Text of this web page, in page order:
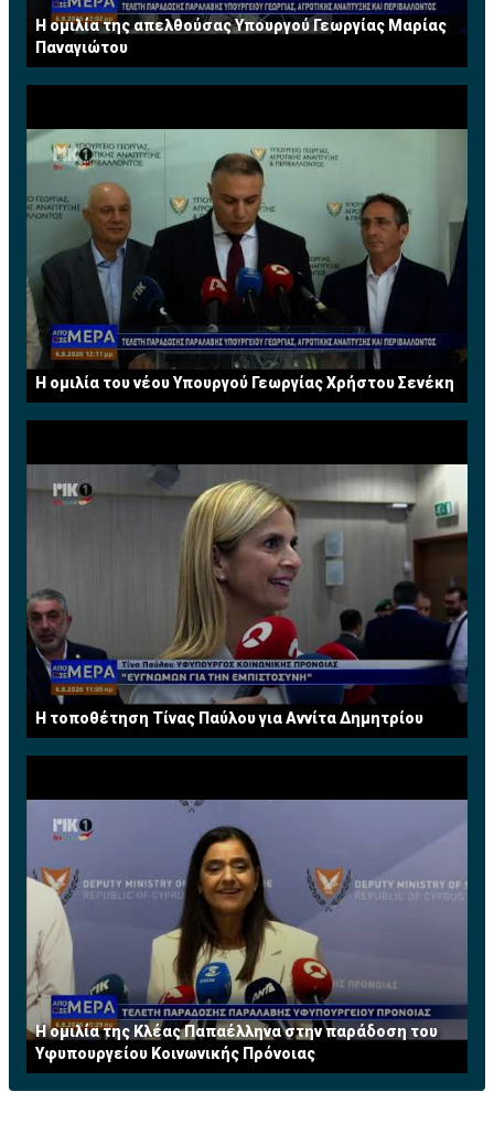
Η ομιλία της απελθούσας Υπουργού Γεωργίας Μαρίας
Παναγιώτου
Η ομιλία του νέου Υπουργού Γεωργίας Χρήστου Σενέκη
H τοποθέτηση Τίνας Παύλου για Αννίτα Δημητρίου
Η ομιλία της Κλέας Παπαέλληνα στην παράδοση του
Υφυπουργείου Κοινωνικής Πρόνοιας